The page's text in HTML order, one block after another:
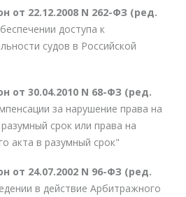
от 22.12.2008 N 262-ФЗ (ред.
доступа к
судов в Российской
от 30.04.2010 N 68-ФЗ (ред.
за нарушение права на
срок или права на
акта в разумный срок"
от 24.07.2002 N 96-ФЗ (ред.
в действие Арбитражного